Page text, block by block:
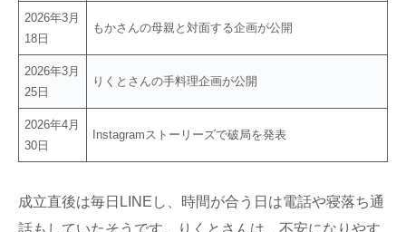
2026年3月
18日
もかさんの母親と対面する企画が公開
2026年3月
25日
りくとさんの手料理企画が公開
2026年4月
30日
Instagramストーリーズで破局を発表
成立直後は毎日LINEし、時間が合う日は電話や寝落ち通
話もしていたそうです。りくとさんは、不安になりやす